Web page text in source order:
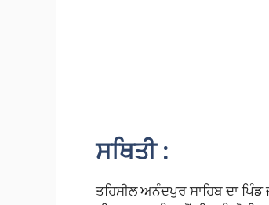
ਸਥਿਤੀ :
ਤਹਿਸੀਲ ਅਨੰਦਪੁਰ ਸਾਹਿਬ ਦਾ